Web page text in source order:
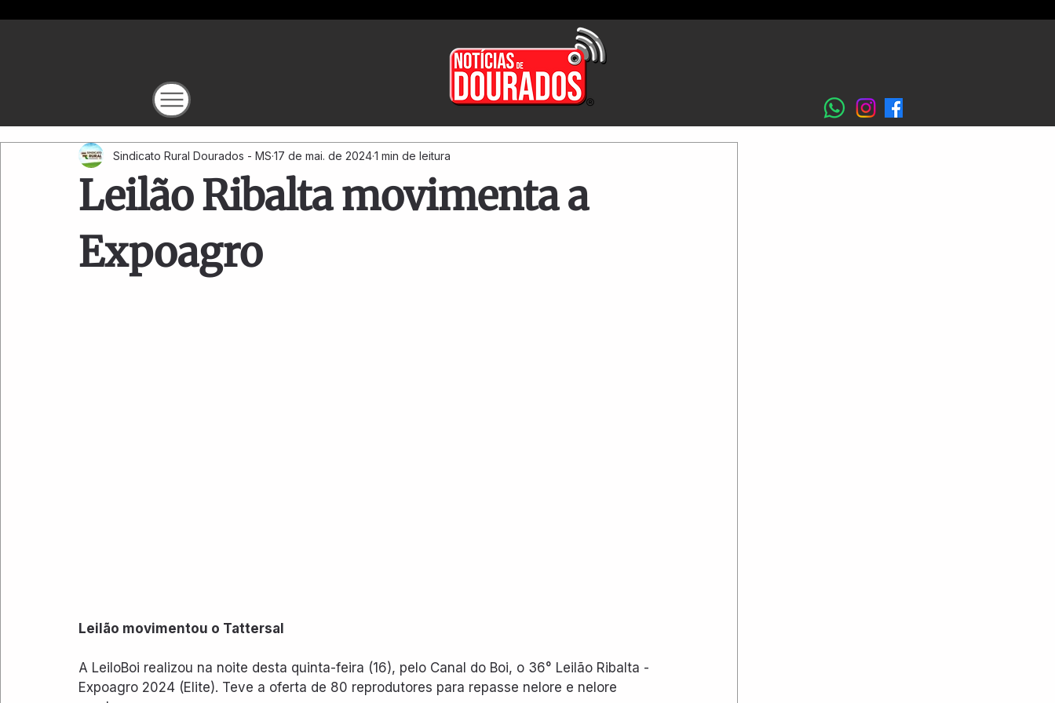
Leilão Ribalta movimenta a
Expoagro
Sindicato Rural Dourados - MS 17 de mai. de 20241 min de leitura
Leilão movimentou o Tattersal
A LeiloBoi realizou na noite desta quinta-feira (16), pelo Canal do Boi, o 36° Leilão Ribalta -
Expoagro 2024 (Elite). Teve a oferta de 80 reprodutores para repasse nelore e nelore